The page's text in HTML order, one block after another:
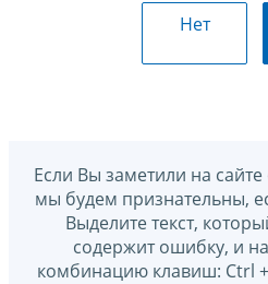
Нет
Если Вы заметили на
мы будем признательны,
Выделите текст,
содержит ошибку, и
комбинацию клавиш: Ctrl